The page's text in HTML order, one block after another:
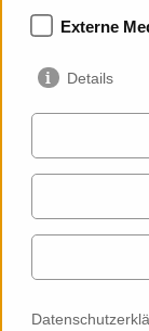
Services
Cases
Profil
Externe
Details